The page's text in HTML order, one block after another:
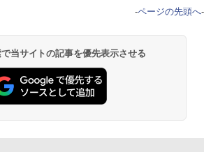
-ページの先頭へ-
当サイトの記事を優先表示させる